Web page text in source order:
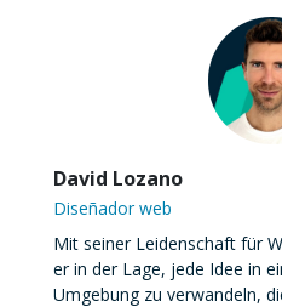
David Lozano
Diseñador web
Mit seiner Leidenschaft für
er in der Lage, jede Idee in
Umgebung zu verwandeln,